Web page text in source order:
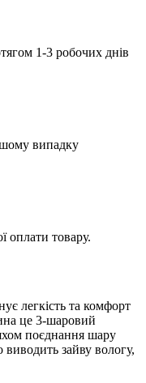
1-3 робочих днів
випадку
оплати товару.
легкість та комфорт
це 3-шаровий
поєднання шару
зайву вологу,